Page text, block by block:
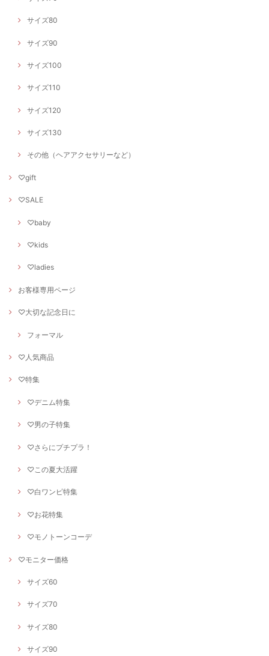
サイズ80
サイズ90
サイズ100
サイズ110
サイズ120
サイズ130
その他（ヘアアクセサリーなど）
♡gift
♡SALE
♡baby
♡kids
♡ladies
お客様専用ページ
♡大切な記念日に
フォーマル
♡人気商品
♡特集
♡デニム特集
♡男の子特集
♡さらにプチプラ！
♡この夏大活躍
♡白ワンピ特集
♡お花特集
♡モノトーンコーデ
♡モニター価格
サイズ60
サイズ70
サイズ80
サイズ90